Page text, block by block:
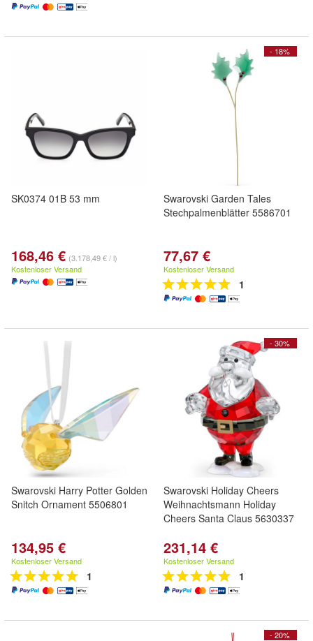
SK0374 01B 53 mm
168,46 € (3.178,49 € / l)
Kostenloser Versand
- 18%
Swarovski Garden Tales
Stechpalmenblätter 5586701
77,67 €
Kostenloser Versand
1
Swarovski Harry Potter Golden
Snitch Ornament 5506801
134,95 €
Kostenloser Versand
1
- 30%
Swarovski Holiday Cheers
Weihnachtsmann Holiday
Cheers Santa Claus 5630337
231,14 €
Kostenloser Versand
1
- 20%